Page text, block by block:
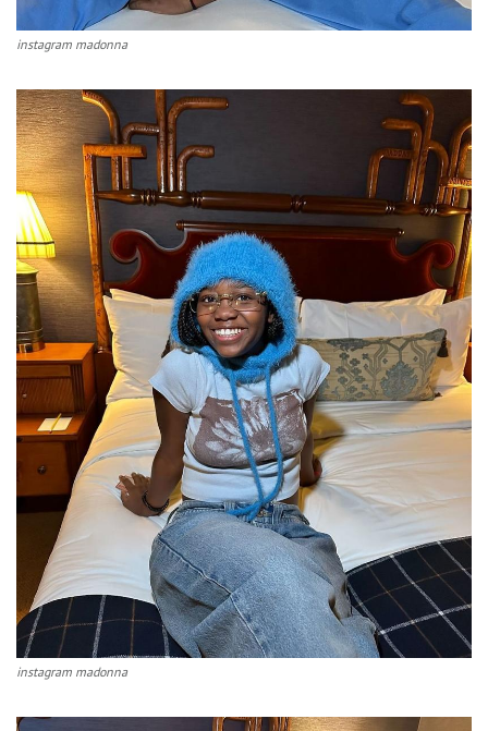
instagram madonna
instagram madonna